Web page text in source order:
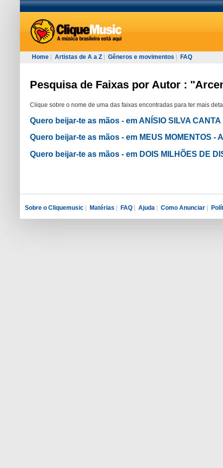
Home Artistas de A a Z Gêneros e movimentos FAQ
Pesquisa de Faixas por Autor :
Clique sobre o nome de uma das faixas encontradas para ter mais
Quero beijar-te as mãos - em ANÍSIO SILVA CANTA
Quero beijar-te as mãos - em MEUS MOMENTOS -
Quero beijar-te as mãos - em DOIS MILHÕES DE
Sobre o Cliquemusic | Matérias | FAQ | Ajuda | Como Anunciar |